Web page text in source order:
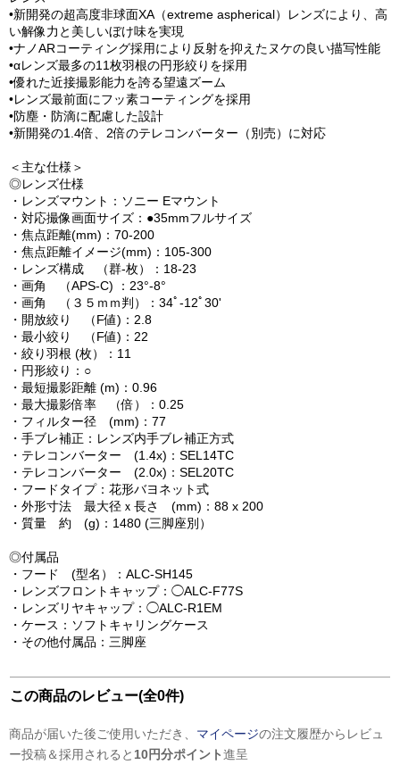
•新開発の超高度非球面XA（extreme aspherical）レンズにより、高
い解像力と美しいぼけ味を実現
•ナノARコーティング採用により反射を抑えたヌケの良い描写性能
•αレンズ最多の11枚羽根の円形絞りを採用
•優れた近接撮影能力を誇る望遠ズーム
•レンズ最前面にフッ素コーティングを採用
•防塵・防滴に配慮した設計
•新開発の1.4倍、2倍のテレコンバーター（別売）に対応
＜主な仕様＞
◎レンズ仕様
・レンズマウント：ソニー Eマウント
・対応撮像画面サイズ：●35mmフルサイズ
・焦点距離(mm)：70-200
・焦点距離イメージ(mm)：105-300
・レンズ構成 （群-枚）：18-23
・画角 （APS-C) ：23°-8°
・画角 （３５ｍｍ判）：34ﾟ-12ﾟ30'
・開放絞り （F値)：2.8
・最小絞り （F値)：22
・絞り羽根 (枚）：11
・円形絞り：○
・最短撮影距離 (m)：0.96
・最大撮影倍率 （倍）：0.25
・フィルター径 (mm)：77
・手ブレ補正：レンズ内手ブレ補正方式
・テレコンバーター (1.4x)：SEL14TC
・テレコンバーター (2.0x)：SEL20TC
・フードタイプ：花形バヨネット式
・外形寸法 最大径ｘ長さ (mm)：88 x 200
・質量 約 (g)：1480 (三脚座別）
◎付属品
・フード (型名）：ALC-SH145
・レンズフロントキャップ：◯ALC-F77S
・レンズリヤキャップ：◯ALC-R1EM
・ケース：ソフトキャリングケース
・その他付属品：三脚座
この商品のレビュー(全0件)
商品が届いた後ご使用いただき、 マイページの注文履歴からレビュ
ー投稿＆採用されると 10円分ポイント進呈